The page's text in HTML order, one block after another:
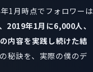
1月時点でフォロワーは
2019年1月に6,000人、
内容を実践し続けた結
秘訣を、実際の僕のデ